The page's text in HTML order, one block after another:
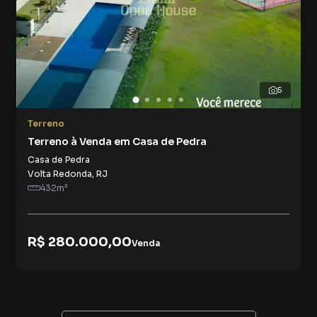
residenciais ou comerciais, permitindo maior liberdade no
design e aproveitamento do espaço.
🏗️ Potencial de Desenvolvimento
A área é propícia para diversos tipos de
empreendimentos:
Residências unifamiliares ou multifamiliares
Comércios locais
Espaços de coworking
5
Terreno
Terreno à Venda em Casa de Pedra
Casa de Pedra
Volta Redonda, RJ
432m²
R$ 280.000,00Venda